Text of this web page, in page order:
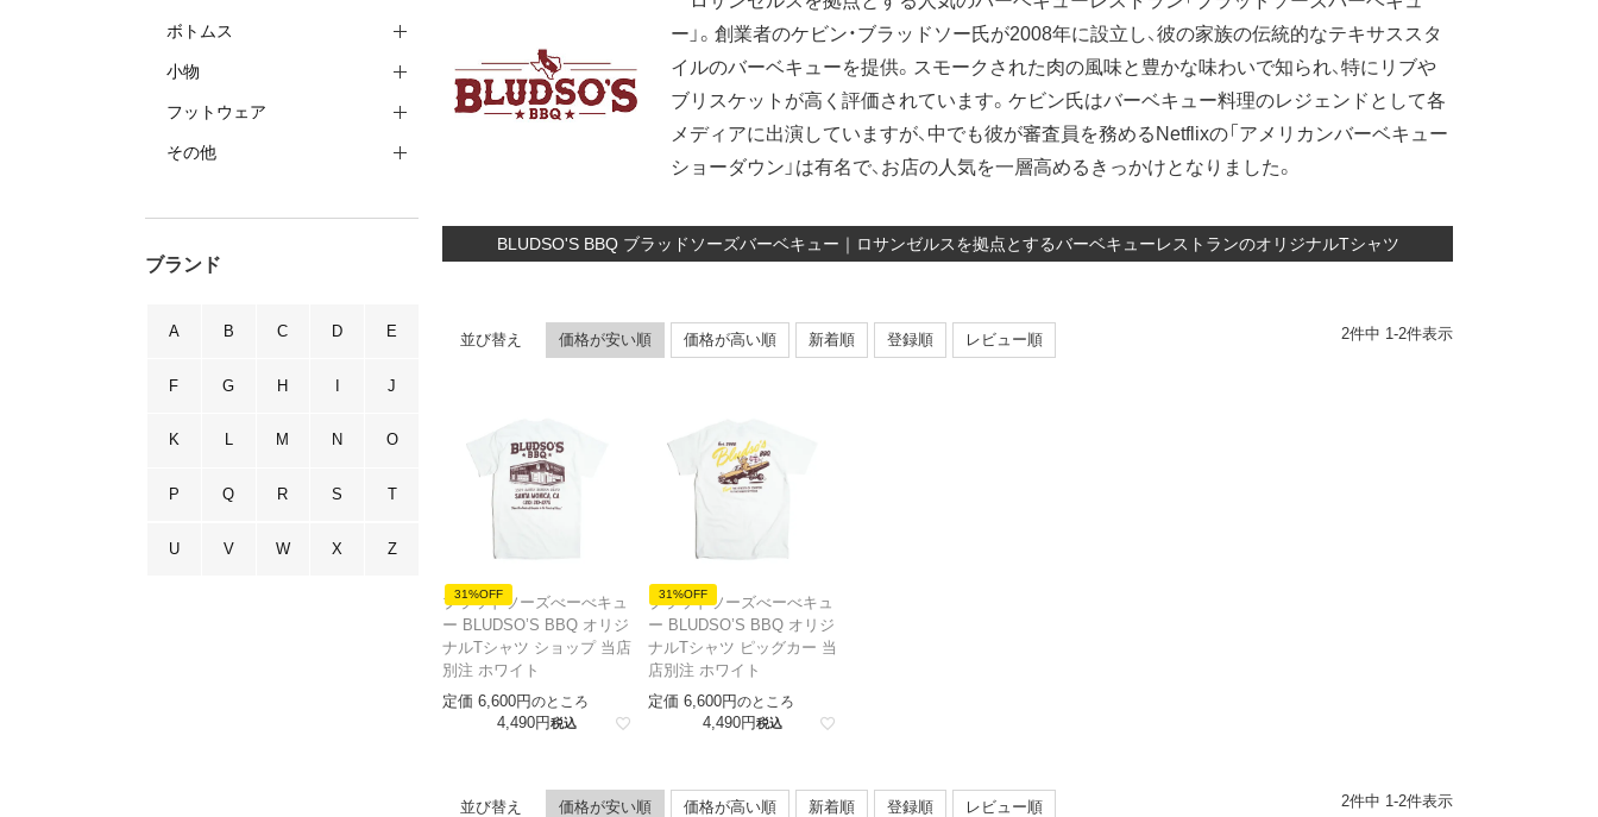
ボトムス
小物
フットウェア
その他
ブランド
A B C D E
F G H I J
K L M N O
P Q R S T
U V W X Z
ー」。創業者のケビン・ブラッドソー氏が2008年に設立し、彼の家族の伝統的なテキサススタ
イルのバーベキューを提供。スモークされた肉の風味と豊かな味わいで知られ、特にリブや
ブリスケットが高く評価されています。ケビン氏はバーベキュー料理のレジェンドとして各
メディアに出演していますが、中でも彼が審査員を務めるNetflixの「アメリカンバーベキュー
ショーダウン」は有名で、お店の人気を一層高めるきっかけとなりました。
BLUDSO'S BBQ ブラッドソーズバーベキュー｜ロサンゼルスを拠点とするバーベキューレストランのオリジナルTシャツ
並び替え 価格が安い順 価格が高い順 新着順 登録順 レビュー順 2件中 1-2件表示
31%OFF
ブラッドソーズべーべキュ
ー BLUDSO’S BBQ オリジ
ナルTシャツ ショップ 当店
別注 ホワイト
定価 6,600 のところ
4,490 税込
31%OFF
ブラッドソーズべーべキュ
ー BLUDSO’S BBQ オリジ
ナルTシャツ ピッグカー 当
店別注 ホワイト
定価 6,600 のところ
4,490 税込
並び替え 価格が安い順 価格が高い順 新着順 登録順 レビュー順 2件中 1 -2件表示